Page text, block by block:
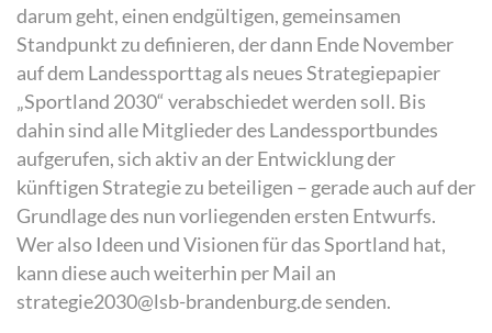
darum geht, einen endgültigen, gemeinsamen
Standpunkt zu definieren, der dann Ende November
auf dem Landessporttag als neues Strategiepapier
„Sportland 2030“ verabschiedet werden soll. Bis
dahin sind alle Mitglieder des Landessportbundes
aufgerufen, sich aktiv an der Entwicklung der
künftigen Strategie zu beteiligen – gerade auch auf der
Grundlage des nun vorliegenden ersten Entwurfs.
Wer also Ideen und Visionen für das Sportland hat,
kann diese auch weiterhin per Mail an
strategie2030@lsb-brandenburg.de senden.